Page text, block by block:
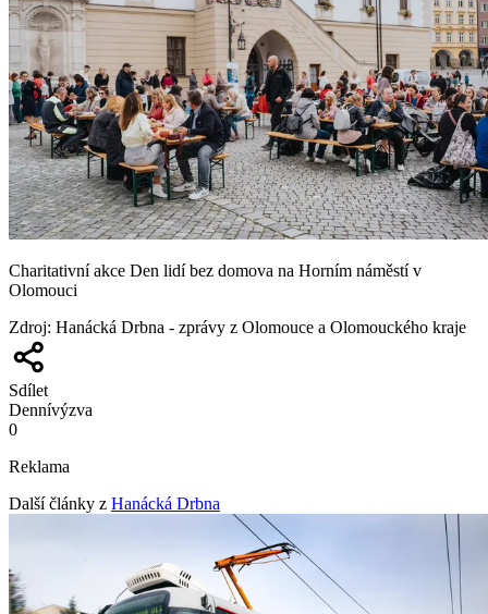
Charitativní akce Den lidí bez domova na Horním náměstí v
Olomouci
Zdroj: Hanácká Drbna - zprávy z Olomouce a Olomouckého kraje
Sdílet
Dennívýzva
0
Reklama
Další články z Hanácká Drbna